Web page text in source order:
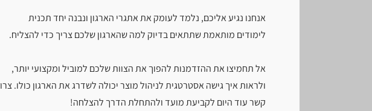
אנחנו נגיע אליכם, נלמד לעומק את אתגרי הארגון ונבנה יחד תכנית
לימודים מותאמת שתתאים בדיוק למה שהארגון שלכם צריך כדי להצליח.
אל תחמיצו את ההזדמנות להפוך את הצוות שלכם למוביל ומקצועי יותר,
ולראות איך גישה אסטרטגית לניהול מוצר יכולה לשדרג את הארגון כולו. צרו
קשר עוד היום לקביעת מועד ולהתחלת הדרך להצלחה!